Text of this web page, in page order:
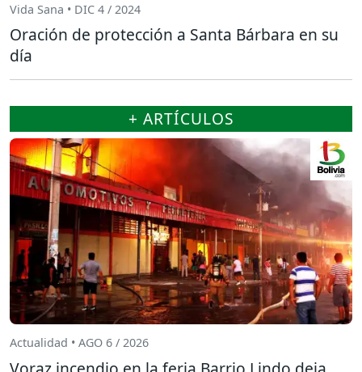
Vida Sana • DIC 4 / 2024
Oración de protección a Santa Bárbara en su
día
+ ARTÍCULOS
Actualidad • AGO 6 / 2026